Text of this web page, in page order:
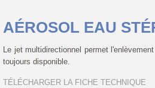
AÉROSOL EAU
Le jet multidirectionnel permet
toujours disponible.
TÉLÉCHARGER LA FICHE TECHNIQUE